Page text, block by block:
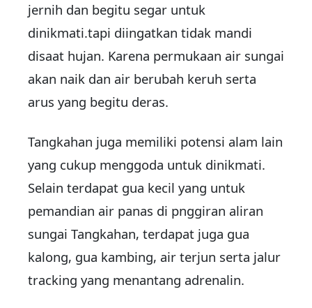
jernih dan begitu segar untuk
dinikmati.tapi diingatkan tidak mandi
disaat hujan. Karena permukaan air sungai
akan naik dan air berubah keruh serta
arus yang begitu deras.
Tangkahan juga memiliki potensi alam lain
yang cukup menggoda untuk dinikmati.
Selain terdapat gua kecil yang untuk
pemandian air panas di pnggiran aliran
sungai Tangkahan, terdapat juga gua
kalong, gua kambing, air terjun serta jalur
tracking yang menantang adrenalin.